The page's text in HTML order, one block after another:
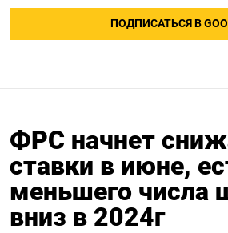
ПОДПИСАТЬСЯ В
ФРС начнет
ставки в июне,
меньшего числа
вниз в 2024г